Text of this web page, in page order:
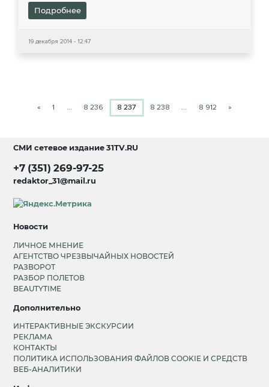
Подробнее
19 декабря 2014 - 12:47
« 1 … 8 236 8 237 8 238 … 8 912 »
СМИ сетевое издание31TV.RU
+7 (351) 269-97-25
redaktor_31@mail.ru
Новости
ЛИЧНОЕ МНЕНИЕ
АГЕНТСТВО ЧРЕЗВЫЧАЙНЫХ НОВОСТЕЙ
РАЗВОРОТ
РАЗБОР ПОЛЕТОВ
BEAUTYTIME
Дополнительно
ИНТЕРАКТИВНЫЕ ЭКСКУРСИИ
РЕКЛАМА
КОНТАКТЫ
ПОЛИТИКА ИСПОЛЬЗОВАНИЯ ФАЙЛОВ COOKIE И СРЕДСТВ
ВЕБ-АНАЛИТИКИ